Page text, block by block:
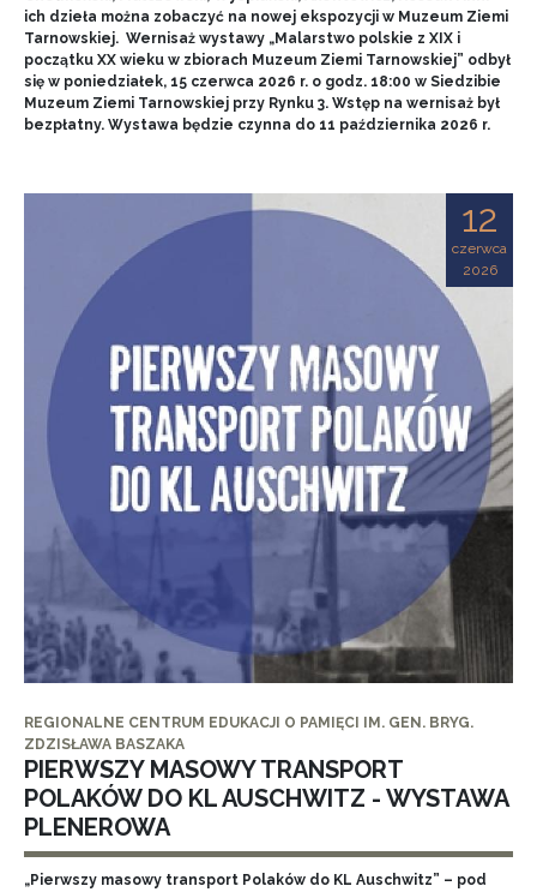
ich dzieła można zobaczyć na nowej ekspozycji w Muzeum Ziemi
Tarnowskiej. Wernisaż wystawy „Malarstwo polskie z XIX i
początku XX wieku w zbiorach Muzeum Ziemi Tarnowskiej” odbył
się w poniedziałek, 15 czerwca 2026 r. o godz. 18:00 w Siedzibie
Muzeum Ziemi Tarnowskiej przy Rynku 3. Wstęp na wernisaż był
bezpłatny. Wystawa będzie czynna do 11 października 2026 r.
12
czerwca
2026
REGIONALNE CENTRUM EDUKACJI O PAMIĘCI IM. GEN. BRYG.
ZDZISŁAWA BASZAKA
PIERWSZY MASOWY TRANSPORT
POLAKÓW DO KL AUSCHWITZ - WYSTAWA
PLENEROWA
„Pierwszy masowy transport Polaków do KL Auschwitz” – pod